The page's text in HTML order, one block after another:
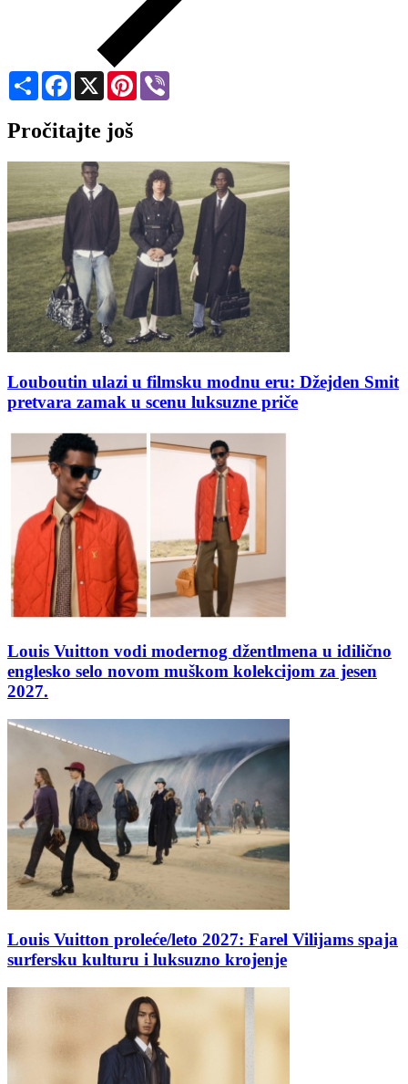
Share Facebook
X Pinterest
Pročitajte još
Louboutin ulazi u filmsku modnu eru: Džejden Smit
pretvara zamak u scenu luksuzne priče
Louis Vuitton vodi modernog džentlmena u idilično
englesko selo novom muškom kolekcijom za jesen
2027.
Louis Vuitton proleće/leto 2027: Farel Vilijams spaja
surfersku kulturu i luksuzno krojenje